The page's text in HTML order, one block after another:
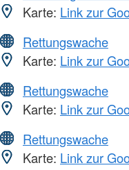
Karte: Link zur
Rettungswache
Karte: Link zur
Rettungswache
Karte: Link zur
Rettungswache
Karte: Link zur